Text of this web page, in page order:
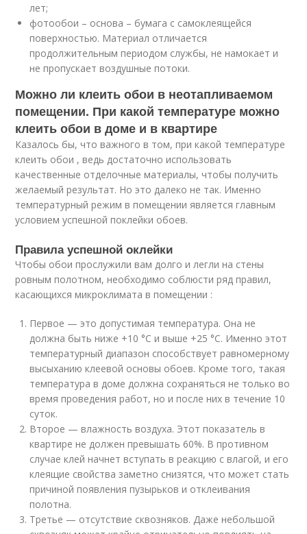
лет;
фотообои – основа – бумага с самоклеящейся
поверхностью. Материал отличается
продолжительным периодом службы, не намокает и
не пропускает воздушные потоки.
Можно ли клеить обои в неотапливаемом
помещении. При какой температуре можно
клеить обои в доме и в квартире
Казалось бы, что важного в том, при какой температуре
клеить обои , ведь достаточно использовать
качественные отделочные материалы, чтобы получить
желаемый результат. Но это далеко не так. Именно
температурный режим в помещении является главным
условием успешной поклейки обоев.
Правила успешной оклейки
Чтобы обои прослужили вам долго и легли на стены
ровным полотном, необходимо соблюсти ряд правил,
касающихся микроклимата в помещении :
Первое — это допустимая температура. Она не
должна быть ниже +10 °C и выше +25 °C. Именно этот
температурный диапазон способствует равномерному
высыханию клеевой основы обоев. Кроме того, такая
температура в доме должна сохраняться не только во
время проведения работ, но и после них в течение 10
суток.
Второе — влажность воздуха. Этот показатель в
квартире не должен превышать 60%. В противном
случае клей начнет вступать в реакцию с влагой, и его
клеящие свойства заметно снизятся, что может стать
причиной появления пузырьков и отклеивания
полотна.
Третье — отсутствие сквозняков. Даже небольшой